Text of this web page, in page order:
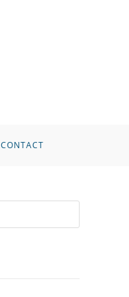
CONTACT
Escape